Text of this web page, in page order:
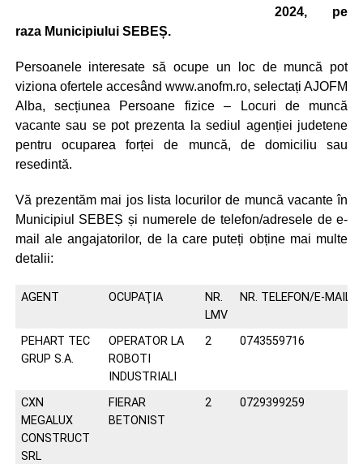
2024, pe
raza Municipiului SEBEȘ.
Persoanele interesate să ocupe un loc de muncă pot
viziona ofertele accesând www.anofm.ro, selectați AJOFM
Alba, secțiunea Persoane fizice – Locuri de muncă
vacante sau se pot prezenta la sediul agenției judetene
pentru ocuparea forței de muncă, de domiciliu sau
resedintă.
Vă prezentăm mai jos lista locurilor de muncă vacante în
Municipiul SEBEȘ și numerele de telefon/adresele de e-
mail ale angajatorilor, de la care puteți obține mai multe
detalii:
AGENT OCUPAŢIA
NR.
LMV
NR. TELEFON/E-MAIL
PEHART TEC
GRUP S.A.
OPERATOR LA
ROBOTI
INDUSTRIALI
2 0743559716
CXN
MEGALUX
CONSTRUCT
SRL
FIERAR
BETONIST
2 0729399259